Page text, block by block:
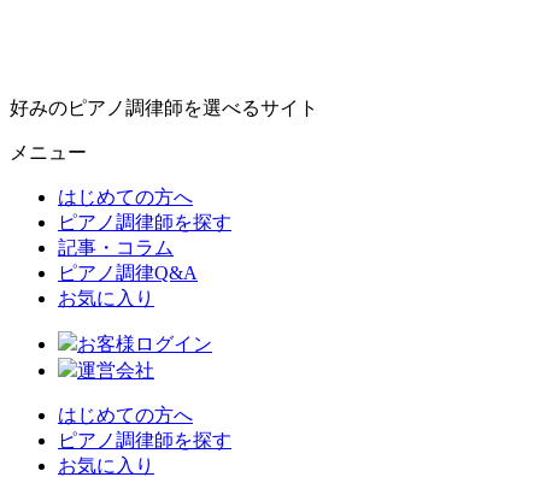
好みのピアノ調律師を選べるサイト
メニュー
はじめての方へ
ピアノ調律師を探す
記事・コラム
ピアノ調律Q&A
お気に入り
お客様ログイン
運営会社
はじめての方へ
ピアノ調律師を探す
お気に入り